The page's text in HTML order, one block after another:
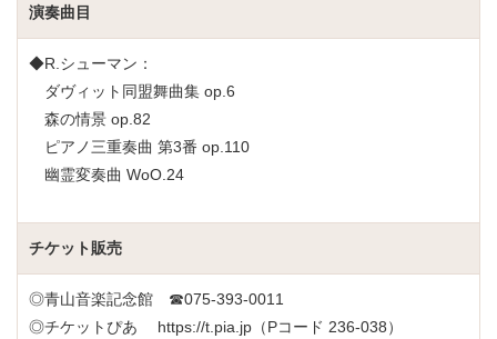
演奏曲目
◆R.シューマン：
ダヴィット同盟舞曲集 op.6
森の情景 op.82
ピアノ三重奏曲 第3番 op.110
幽霊変奏曲 WoO.24
チケット販売
◎青山音楽記念館 ☎075-393-0011
◎チケットぴあ https://t.pia.jp （Pコード 236-038）